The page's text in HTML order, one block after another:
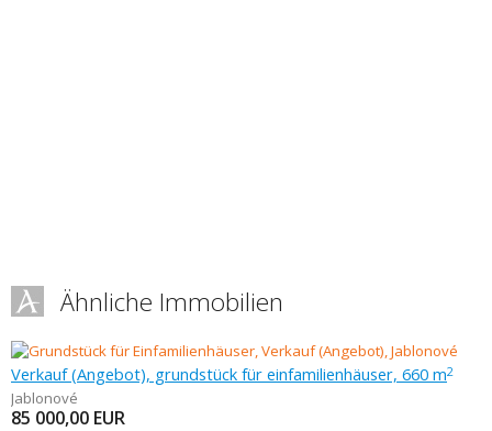
Ähnliche Immobilien
Verkauf (Angebot), grundstück für einfamilienhäuser, 660 m2
Jablonové
85 000,00 EUR